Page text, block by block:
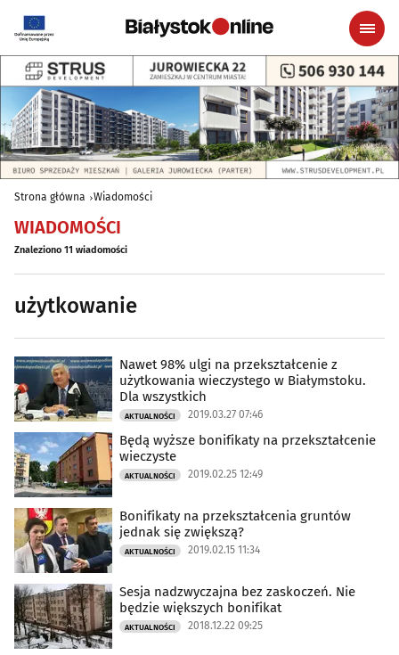
Strona główna Wiadomości
WIADOMOŚCI
Znaleziono 11 wiadomości
użytkowanie
Nawet 98% ulgi na przekształcenie z
użytkowania wieczystego w Białymstoku.
Dla wszystkich
AKTUALNOŚCI 2019.03.27 07:46
Będą wyższe bonifikaty na przekształcenie
wieczyste
AKTUALNOŚCI 2019.02.25 12:49
Bonifikaty na przekształcenia gruntów
jednak się zwiększą?
AKTUALNOŚCI 2019.02.15 11:34
Sesja nadzwyczajna bez zaskoczeń. Nie
będzie większych bonifikat
AKTUALNOŚCI 2018.12.22 09:25